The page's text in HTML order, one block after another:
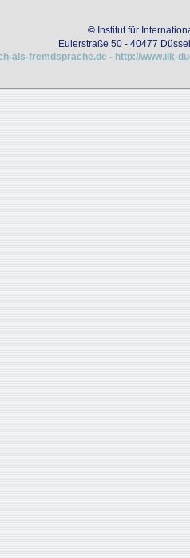
© Institut für
Eulerstraße 50 - 40477
als-fremdsprache.de - http://www.iik-